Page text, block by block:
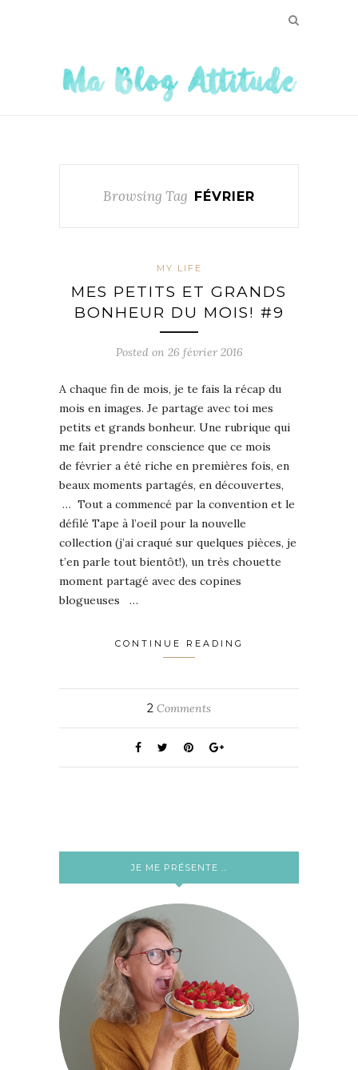
Browsing Tag FÉVRIER
MY LIFE
MES PETITS ET GRANDS
BONHEUR DU MOIS! #9
Posted on 26 février 2016
A chaque fin de mois, je te fais la récap du
mois en images. Je partage avec toi mes
petits et grands bonheur. Une rubrique qui
me fait prendre conscience que ce mois
de février a été riche en premières fois, en
beaux moments partagés, en découvertes,
… Tout a commencé par la convention et le
défilé Tape à l’oeil pour la nouvelle
collection (j’ai craqué sur quelques pièces, je
t’en parle tout bientôt!), un très chouette
moment partagé avec des copines
blogueuses …
CONTINUE READING
2 Comments
JE ME PRÉSENTE …